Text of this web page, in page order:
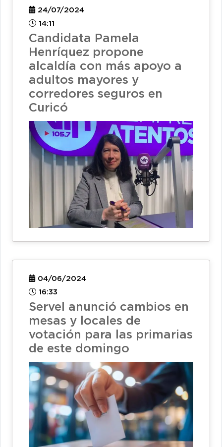
24/07/2024
14:11
Candidata Pamela
Henríquez propone
alcaldía con más apoyo a
adultos mayores y
corredores seguros en
Curicó
04/06/2024
16:33
Servel anunció cambios en
mesas y locales de
votación para las primarias
de este domingo